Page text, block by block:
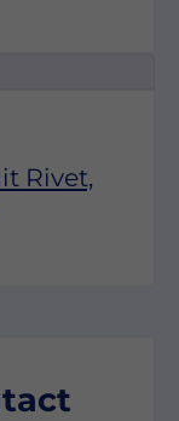
Rivet,